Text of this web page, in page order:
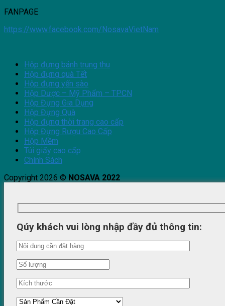
FANPAGE
https://www.facebook.com/NosavaVietNam
Hộp đựng bánh trung thu
Hộp đựng quà Tết
Hộp đựng yến sào
Hộp Dược – Mỹ Phẩm – TPCN
Hộp Đựng Gia Dụng
Hộp Đựng Quà
Hộp đựng thời trang cao cấp
Hộp Đựng Rượu Cao Cấp
Hộp Mềm
Túi giấy cao cấp
Chính Sách
Copyright 2026 ©NOSAVA 2022
Qúy khách vui lòng nhập đầy đủ thông tin: